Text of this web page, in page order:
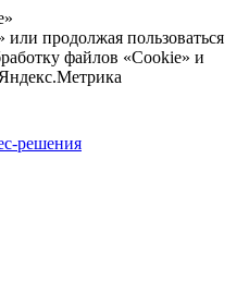
продолжая пользоваться
файлов «Cookie» и
решения